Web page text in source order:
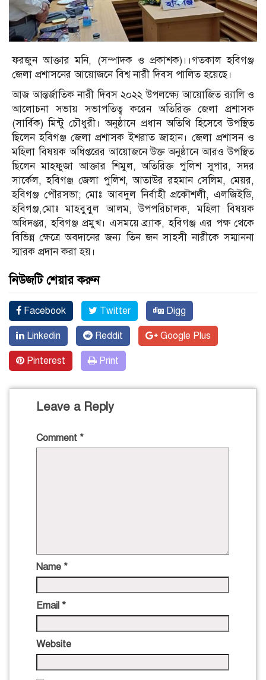
ফরজুন আক্তার মনি, (সম্পাদক ও প্রকাশক)।।গতকাল হবিগঞ্জ
জেলা প্রশাসনের আয়োজনে বিশ্ব নারী দিবস পালিত হয়েছে।
আজ আন্তর্জাতিক নারী দিবস ২০২২ উপলক্ষ্যে আয়োজিত র‍্যালি ও
আলোচনা সভায় সভাপতিত্ব করেন অতিরিক্ত জেলা প্রশাসক
(সার্বিক) মিন্টু চৌধুরী। অনুষ্ঠানে প্রধান অতিথি হিসেবে উপস্থিত
ছিলেন হবিগঞ্জ জেলা প্রশাসক ইশরাত জাহান। জেলা প্রশাসন ও
মহিলা বিষয়ক অধিপ্তরের আয়োজনে উক্ত অনুষ্ঠানে আরও উপস্থিত
ছিলেন মাহফুজা আক্তার শিমুল, অতিরিক্ত পুলিশ সুপার, সদর
সার্কেল, হবিগঞ্জ জেলা পুলিশ, আতাউর রহমান সেলিম, মেয়র,
হবিগঞ্জ পৌরসভা; মোঃ আবদুল নির্বাহী প্রকৌশলী, এলজিইডি,
হবিগঞ্জ,মোঃ মাহবুবুল আলম, উপপরিচালক, মহিলা বিষয়ক
অধিদপ্তর, হবিগঞ্জ প্রমুখ। এসময়ে ব্র্যাক, হবিগঞ্জ এর পক্ষ থেকে
বিভিন্ন ক্ষেত্রে অবদানের জন্য তিন জন সাহসী নারীকে সম্মাননা
স্মারক প্রদান করা হয়।
নিউজটি শেয়ার করুন
Facebook Twitter Digg
Linkedin Reddit Google Plus
Pinterest Print
Leave a Reply
Comment *
Name *
Email *
Website